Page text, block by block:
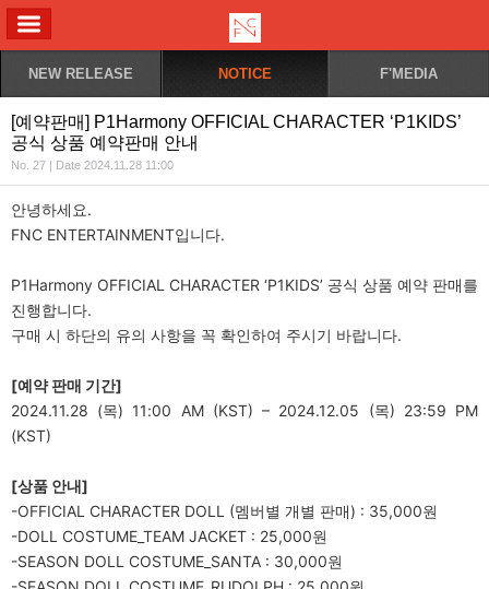
NEW RELEASE NOTICE F'MEDIA
[예약판매] P1Harmony OFFICIAL CHARACTER ‘P1KIDS’
공식 상품 예약판매 안내
No. 27 | Date 2024.11.28 11:00
안녕하세요.
FNC ENTERTAINMENT입니다.
P1Harmony OFFICIAL CHARACTER ‘P1KIDS’ 공식 상품 예약 판매를
진행합니다.
구매 시 하단의 유의 사항을 꼭 확인하여 주시기 바랍니다.
[예약 판매 기간]
2024.11.28 (목) 11:00 AM (KST) – 2024.12.05 (목) 23:59 PM
(KST)
[상품 안내]
-OFFICIAL CHARACTER DOLL (멤버별 개별 판매) : 35,000원
-DOLL COSTUME_TEAM JACKET : 25,000원
-SEASON DOLL COSTUME_SANTA : 30,000원